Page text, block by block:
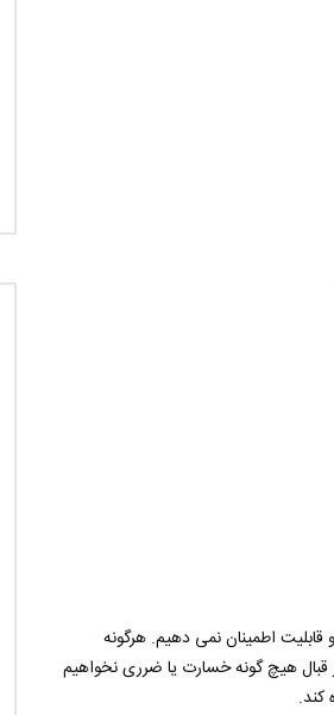
اطمینان نمی دهیم. هرگونه
قبال هیچ گونه خسارت یا ضرری نخواهیم
کند.